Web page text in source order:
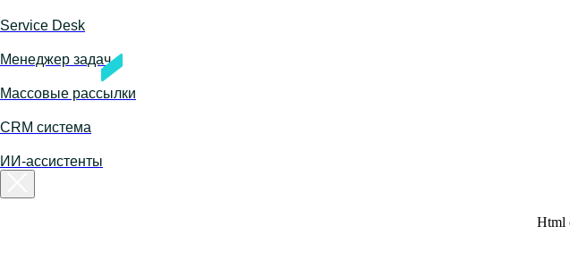
Service Desk
Менеджер задач
Массовые рассылки
CRM система
ИИ-ассистенты
Html